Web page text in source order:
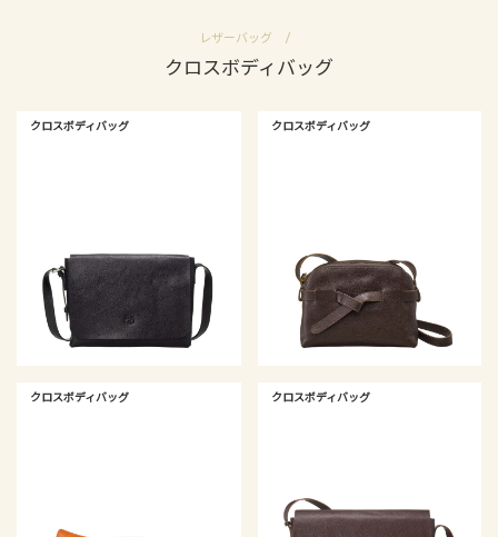
レザーバッグ
クロスボディバッグ
クロスボディバッグ クロスボディバッグ
クロスボディバッグ クロスボディバッグ